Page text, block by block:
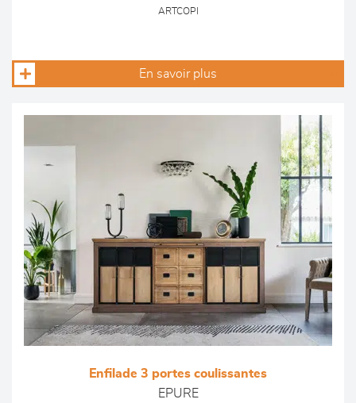
ARTCOPI
En savoir plus
Enfilade 3 portes coulissantes
EPURE